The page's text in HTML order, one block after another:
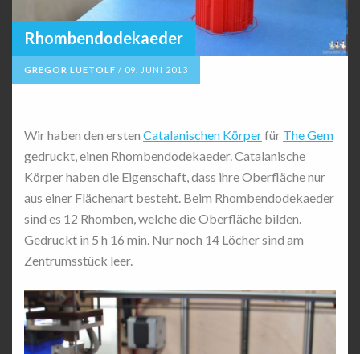
Rhombendodekaeder
GREGOR LUETOLF / 09. JUNI 2013
Wir haben den ersten Catalanischen Körperfür The Gem
gedruckt, einen Rhombendodekaeder. Catalanische
Körper haben die Eigenschaft, dass ihre Oberfläche nur
aus einer Flächenart besteht. Beim Rhombendodekaeder
sind es 12 Rhomben, welche die Oberfläche bilden.
Gedruckt in 5 h 16 min. Nur noch 14 Löcher sind am
Zentrumsstück leer.